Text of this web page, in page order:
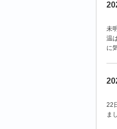
未
温
に
22
ま